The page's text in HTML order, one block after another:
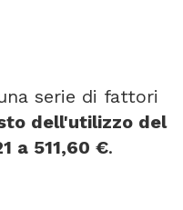
serie di fattori
dell'utilizzo del
a 511,60 €.